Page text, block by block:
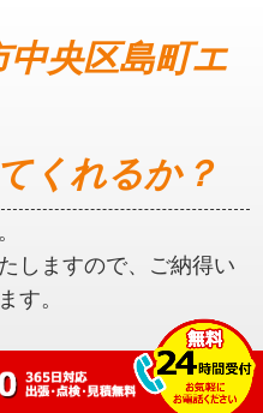
中央区島町エ
くれるか？
しますので、ご納得い
す。
央区島町エ